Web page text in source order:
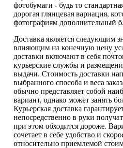
фотобумаги - будь то
дорогая глянцевая вариация,
фотографиям дополнительный
Доставка является следующим
влияющим на конечную цену
доставки включают в себя
курьерские службы и
выдачи. Стоимость доставки
выбранного способа и веса
обычно представляет собой
вариант, однако может занять
Курьерская доставка
непосредственно в руки
при этом обходится дороже.
сочетает в себе удобство и
относительно приемлемой